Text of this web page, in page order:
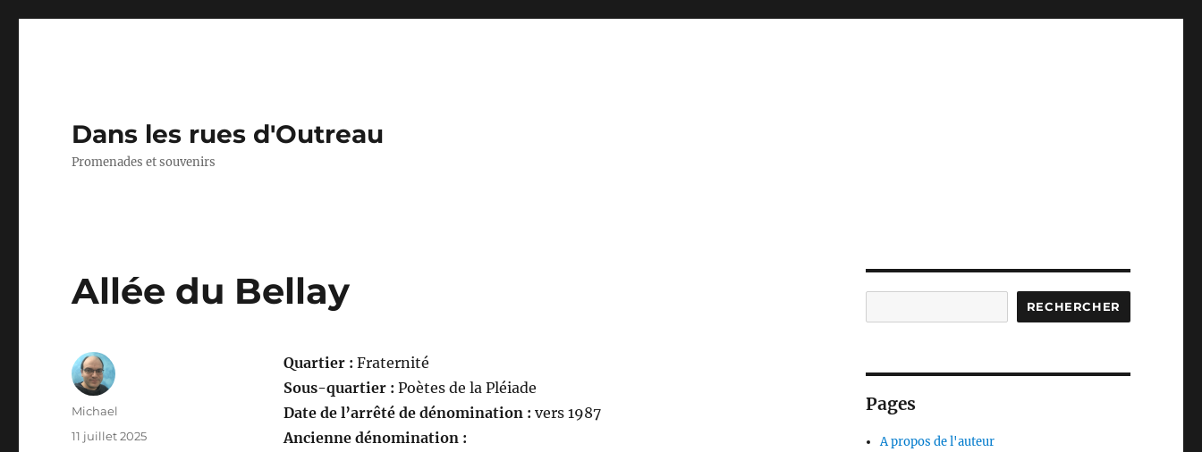
Dans les rues d'Outreau
Promenades et souvenirs
Allée du Bellay
Quartier : Fraternité
Sous-quartier : Poètes de la Pléiade
Date de l’arrêté de dénomination : vers 1987
Ancienne dénomination :
Auteur
Michael
Publié
11 juillet 2025
RECHERCHER
Pages
A propos de l'auteur